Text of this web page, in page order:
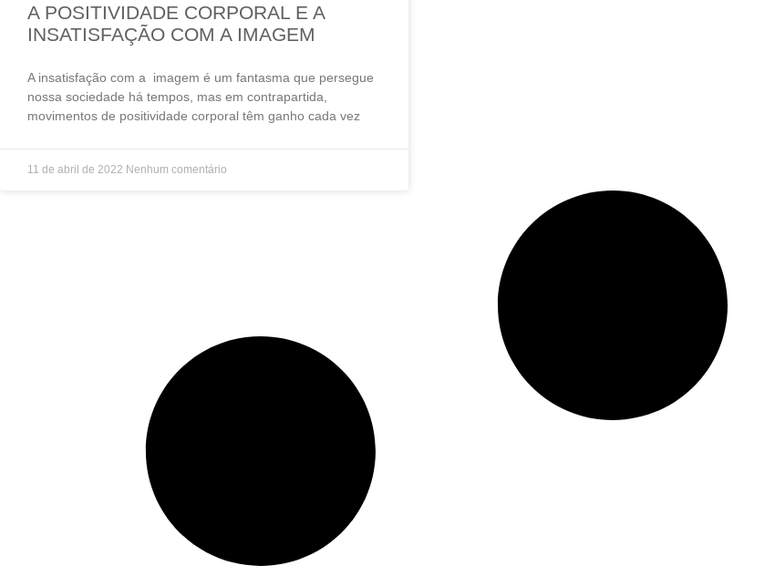
A POSITIVIDADE CORPORAL E A
INSATISFAÇÃO COM A IMAGEM
A insatisfação com a imagem é um fantasma que persegue
nossa sociedade há tempos, mas em contrapartida,
movimentos de positividade corporal têm ganho cada vez
11 de abril de 2022 Nenhum comentário